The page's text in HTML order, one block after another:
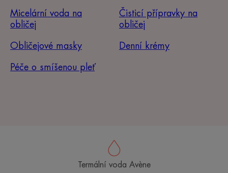
Micelární voda na
obličej
Čisticí přípravky na
obličej
Obličejové masky Denní krémy
Péče o smíšenou pleť
Termální voda Avène